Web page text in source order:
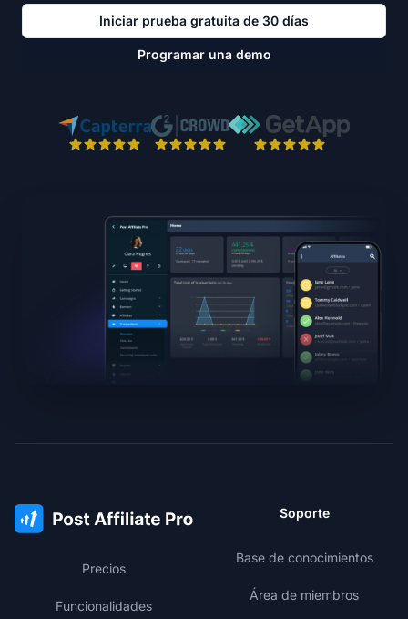
Iniciar prueba gratuita de 30 días
Programar una demo
Precios
Funcionalidades
Soporte
Base de conocimientos
Área de miembros